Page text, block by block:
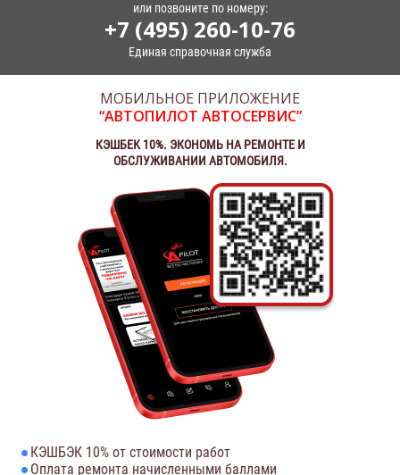
или позвоните по номеру:
+7 (495) 260-10-76
Единая справочная служба
МОБИЛЬНОЕ ПРИЛОЖЕНИЕ
“АВТОПИЛОТ АВТОСЕРВИС”
КЭШБЕК 10%. ЭКОНОМЬ НА РЕМОНТЕ И
ОБСЛУЖИВАНИИ АВТОМОБИЛЯ.
КЭШБЭК 10% от стоимости работ
Оплата ремонта начисленными баллами